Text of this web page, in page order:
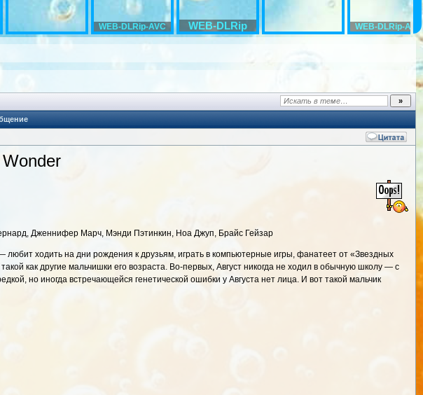
WEB-DLRip-AVC WEB-DLRip WEB-DLRip-AVC
Дженнифер Марч, Мэнди Пэтинкин, Ноа Джуп, Брайс Гейзар
любит ходить на дни рождения к друзьям, играть в компьютерные игры, фанатеет от «Звездных
как другие мальчишки его возраста. Во-первых, Август никогда не ходил в обычную школу — с
но иногда встречающейся генетической ошибки у Августа нет лица. И вот такой мальчик